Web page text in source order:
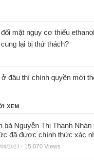
mặt nguy cơ thiếu
lại bị thử thách?
đâu thì chính quyền mới
XEM
bà Nguyễn Thị Thanh Nhàn
đã được chính thức xác
2023 - 15.070 Views